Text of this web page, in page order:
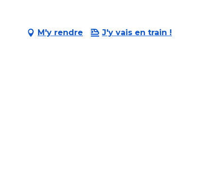
M'y rendre J'y vais en train !